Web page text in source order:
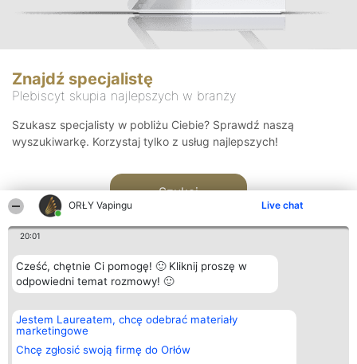
ORŁY Vapingu Live chat
20:01
Cześć, chętnie Ci pomogę! 🙂 Kliknij proszę w
odpowiedni temat rozmowy! 🙂
Jestem Laureatem, chcę odebrać materiały
marketingowe
Chcę zgłosić swoją firmę do Orłów
Znajdź specjalistę
Plebiscyt skupia najlepszych w branży
Szukasz specjalisty w pobliżu Ciebie? Sprawdź naszą
wyszukiwarkę. Korzystaj tylko z usług najlepszych!
Szukaj
Organizator plebiscytu
Bright Side Solutions sp. z o.
o. sp. k.
ul. Ruska 22
Wrocław 50-079
Plebiscyt
Laureaci
wszystkich
Laureatów
Kontakt
Kontakt